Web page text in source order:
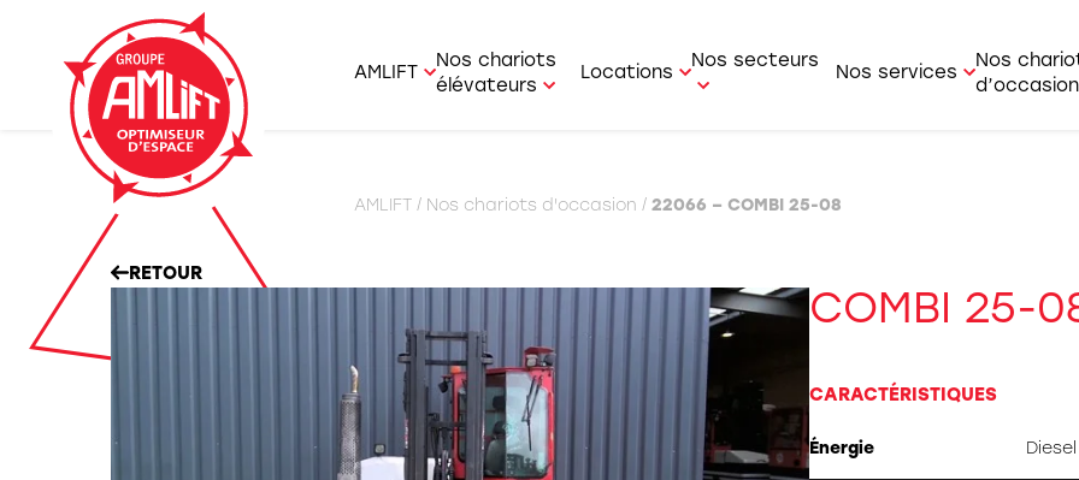
AMLIFT
Nous rejoindre
Nos chariots
élévateurs
Chariot multidirectionnel
Chariot articulé
Gerbeur / Transpalette /
Préparateur de commande
Locations
Location longue durée
Nos secteurs
Logistique
Bois
Nos services
Nos
d’occasion
AMLIFT / Nos chariots d'occasion / 22066 – COMBI 25-08
RETOUR
COMBI 25-
CARACTÉRISTIQUES
Énergie Diesel